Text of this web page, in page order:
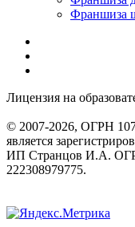
Франшиза
Лицензия на
© 2007-2026, ОГРН
является
ИП Странцов И.А.
222308979775.